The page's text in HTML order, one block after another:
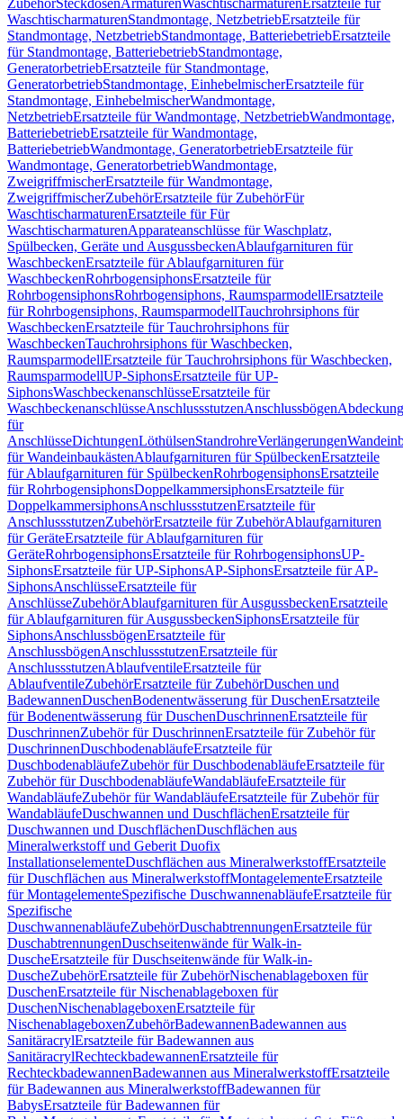
ZubehörSteckdosenArmaturenWaschtischarmaturen Ersatzteile für
WaschtischarmaturenStandmontage, NetzbetriebErsatzteile für
Standmontage, NetzbetriebStandmontage, BatteriebetriebErsatzteile
für Standmontage, BatteriebetriebStandmontage,
GeneratorbetriebErsatzteile für Standmontage,
GeneratorbetriebStandmontage, EinhebelmischerErsatzteile für
Standmontage, EinhebelmischerWandmontage,
NetzbetriebErsatzteile für Wandmontage, NetzbetriebWandmontage,
BatteriebetriebErsatzteile für Wandmontage,
BatteriebetriebWandmontage, GeneratorbetriebErsatzteile für
Wandmontage, GeneratorbetriebWandmontage,
ZweigriffmischerErsatzteile für Wandmontage,
ZweigriffmischerZubehörErsatzteile für ZubehörFür
WaschtischarmaturenErsatzteile für Für
WaschtischarmaturenApparateanschlüsse für Waschplatz,
Spülbecken, Geräte und AusgussbeckenAblaufgarnituren für
WaschbeckenErsatzteile für Ablaufgarnituren für
WaschbeckenRohrbogensiphonsErsatzteile für
RohrbogensiphonsRohrbogensiphons, RaumsparmodellErsatzteile
für Rohrbogensiphons, RaumsparmodellTauchrohrsiphons für
WaschbeckenErsatzteile für Tauchrohrsiphons für
WaschbeckenTauchrohrsiphons für Waschbecken,
RaumsparmodellErsatzteile für Tauchrohrsiphons für Waschbecken,
RaumsparmodellUP-SiphonsErsatzteile für UP-
SiphonsWaschbeckenanschlüsseErsatzteile für
WaschbeckenanschlüsseAnschlussstutzenAnschlussbögen
für
AnschlüsseDichtungenLöthülsenStandrohreVerlängerungen
für WandeinbaukästenAblaufgarnituren für SpülbeckenErsatzteile
für Ablaufgarnituren für SpülbeckenRohrbogensiphonsErsatzteile
für RohrbogensiphonsDoppelkammersiphonsErsatzteile für
DoppelkammersiphonsAnschlussstutzenErsatzteile für
AnschlussstutzenZubehörErsatzteile für ZubehörAblaufgarnituren
für GeräteErsatzteile für Ablaufgarnituren für
GeräteRohrbogensiphonsErsatzteile für RohrbogensiphonsUP-
SiphonsErsatzteile für UP-SiphonsAP-SiphonsErsatzteile für AP-
SiphonsAnschlüsseErsatzteile für
AnschlüsseZubehörAblaufgarnituren für AusgussbeckenErsatzteile
für Ablaufgarnituren für AusgussbeckenSiphonsErsatzteile für
SiphonsAnschlussbögenErsatzteile für
AnschlussbögenAnschlussstutzenErsatzteile für
AnschlussstutzenAblaufventileErsatzteile für
AblaufventileZubehörErsatzteile für ZubehörDuschen und
BadewannenDuschenBodenentwässerung für DuschenErsatzteile
für Bodenentwässerung für DuschenDuschrinnenErsatzteile für
DuschrinnenZubehör für DuschrinnenErsatzteile für Zubehör für
DuschrinnenDuschbodenabläufeErsatzteile für
DuschbodenabläufeZubehör für DuschbodenabläufeErsatzteile für
Zubehör für DuschbodenabläufeWandabläufeErsatzteile für
WandabläufeZubehör für WandabläufeErsatzteile für Zubehör für
WandabläufeDuschwannen und DuschflächenErsatzteile für
Duschwannen und DuschflächenDuschflächen aus
Mineralwerkstoff und Geberit Duofix
InstallationselementeDuschflächen aus MineralwerkstoffErsatzteile
für Duschflächen aus MineralwerkstoffMontagelementeErsatzteile
für MontagelementeSpezifische DuschwannenabläufeErsatzteile für
Spezifische
DuschwannenabläufeZubehörDuschabtrennungenErsatzteile für
DuschabtrennungenDuschseitenwände für Walk-in-
DuscheErsatzteile für Duschseitenwände für Walk-in-
DuscheZubehörErsatzteile für ZubehörNischenablageboxen für
DuschenErsatzteile für Nischenablageboxen für
DuschenNischenablageboxenErsatzteile für
NischenablageboxenZubehörBadewannenBadewannen aus
SanitäracrylErsatzteile für Badewannen aus
SanitäracrylRechteckbadewannenErsatzteile für
RechteckbadewannenBadewannen aus MineralwerkstoffErsatzteile
für Badewannen aus MineralwerkstoffBadewannen für
BabysErsatzteile für Badewannen für